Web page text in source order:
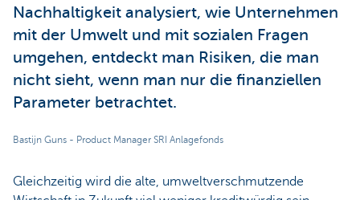
Nachhaltigkeit analysiert, wie Unternehmen
mit der Umwelt und mit sozialen Fragen
umgehen, entdeckt man Risiken, die man
nicht sieht, wenn man nur die finanziellen
Parameter betrachtet.
Bastijn Guns - Product Manager SRI Anlagefonds
Gleichzeitig wird die alte, umweltverschmutzende